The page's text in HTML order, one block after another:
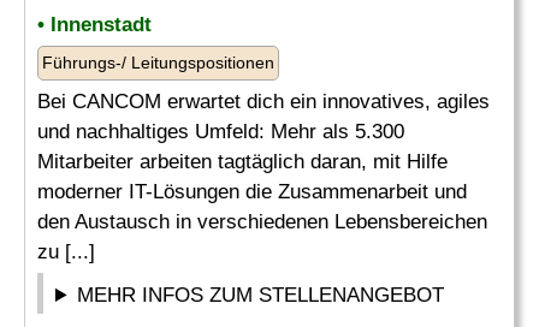
• Innenstadt
Führungs-/ Leitungspositionen
Bei CANCOM erwartet dich ein innovatives, agiles
und nachhaltiges Umfeld: Mehr als 5.300
Mitarbeiter arbeiten tagtäglich daran, mit Hilfe
moderner IT-Lösungen die Zusammenarbeit und
den Austausch in verschiedenen Lebensbereichen
zu [...]
MEHR INFOS ZUM STELLENANGEBOT